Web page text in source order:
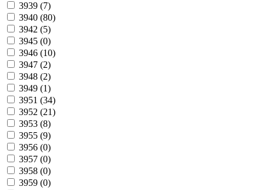
3939 (7)
3940 (80)
3942 (5)
3945 (0)
3946 (10)
3947 (2)
3948 (2)
3949 (1)
3951 (34)
3952 (21)
3953 (8)
3955 (9)
3956 (0)
3957 (0)
3958 (0)
3959 (0)